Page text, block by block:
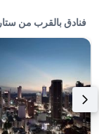
فنادق بالقرب من